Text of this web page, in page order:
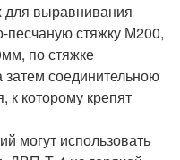
для выравнивания
песчаную стяжку М200,
по стяжке
соединительною
к которому крепят
могут использовать